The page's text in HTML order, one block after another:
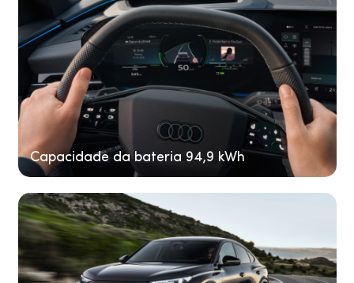
Capacidade da bateria 94,9 kWh